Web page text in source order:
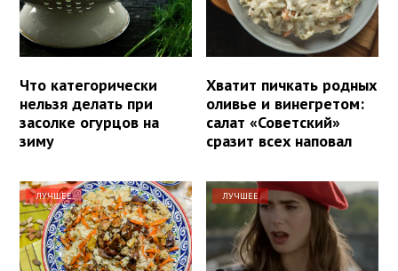
Что категорически
нельзя делать при
засолке огурцов на
зиму
Хватит пичкать родных
оливье и винегретом:
салат «Советский»
сразит всех наповал
ЛУЧШЕЕ ЛУЧШЕЕ